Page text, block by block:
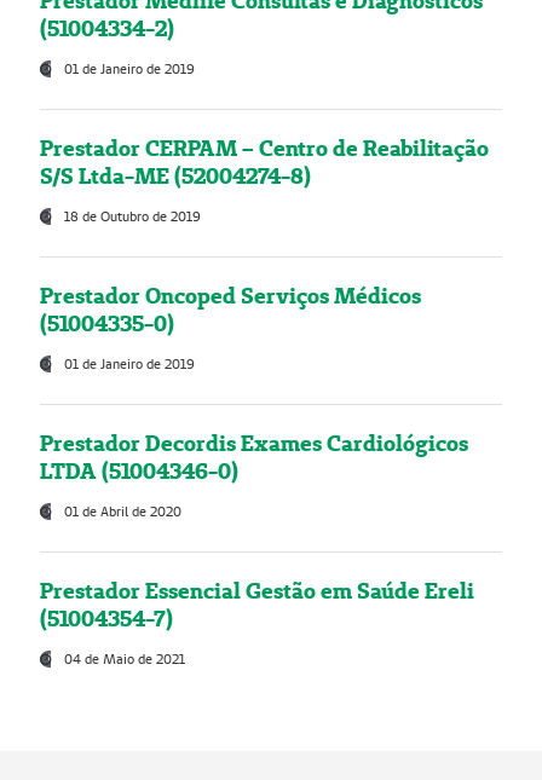
(51004334-2)
01 de Janeiro de 2019
Prestador CERPAM – Centro de Reabilitação
S/S Ltda-ME (52004274-8)
18 de Outubro de 2019
Prestador Oncoped Serviços Médicos
(51004335-0)
01 de Janeiro de 2019
Prestador Decordis Exames Cardiológicos
LTDA (51004346-0)
01 de Abril de 2020
Prestador Essencial Gestão em Saúde Ereli
(51004354-7)
04 de Maio de 2021